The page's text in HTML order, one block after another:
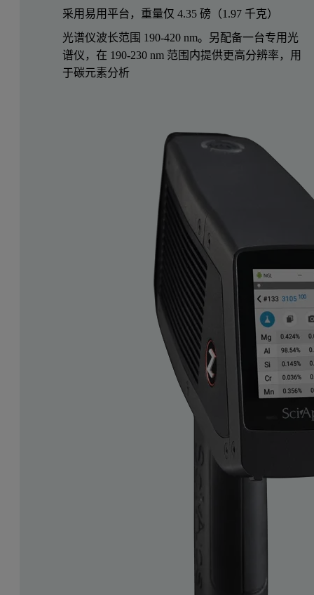
采用易用平台，重量仅 4.35 磅（1.97 千克）
光谱仪波长范围 190-420 nm。另配备一台专用光
谱仪，在 190-230 nm 范围内提供更高分辨率，用
于碳元素分析